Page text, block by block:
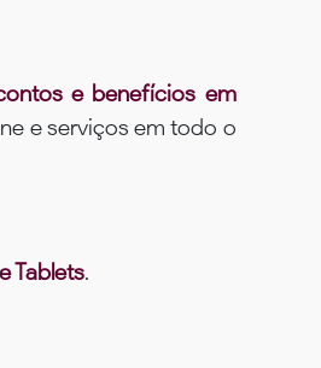
e benefícios em
e serviços em todo o
Tablets.